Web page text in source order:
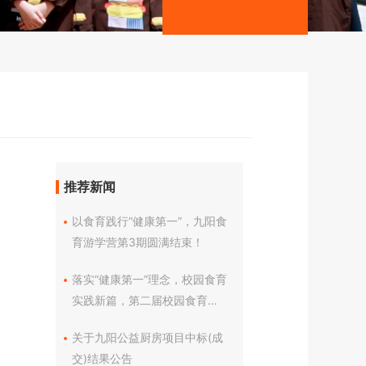
推荐新闻
以食育践行“健康第一”，九阳食
育游学营第3期圆满结束！
落实“健康第一”理念，校园食育
实践新篇，第二届校园食育交
关于九阳公益厨房项目中标(成
交)结果公告